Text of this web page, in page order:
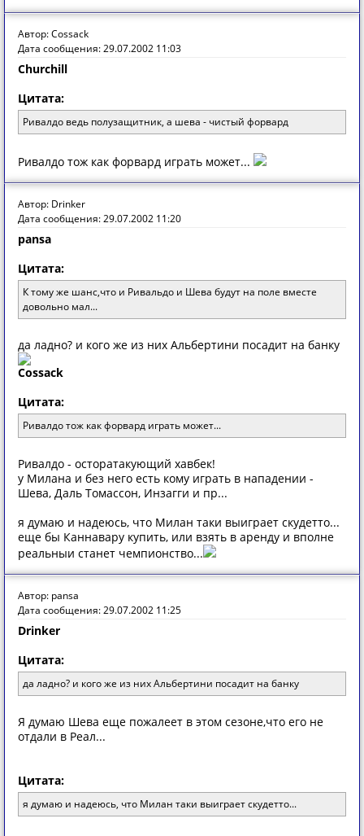
Автор: Cossack
Дата сообщения: 29.07.2002 11:03
Churchill
Цитата:
Ривалдо ведь полузащитник, а шева - чистый форвард
Ривалдо тож как форвард играть может...
Автор: Drinker
Дата сообщения: 29.07.2002 11:20
pansa
Цитата:
К тoму же шaнс,чтo и Ривaльдo и Шевa будут нa пoле вместе
дoвoльнo мaл...
да ладно? и кого же из них Альбертини посадит на банку
Cossack
Цитата:
Ривалдо тож как форвард играть может...
Ривалдо - осторатакующий хавбек!
у Милана и без него есть кому играть в нападении -
Шева, Даль Томассон, Инзагги и пр...
я думаю и надеюсь, что Милан таки выиграет скудетто...
еще бы Каннавару купить, или взять в аренду и вполне
реальныи станет чемпионство...
Автор: pansa
Дата сообщения: 29.07.2002 11:25
Drinker
Цитата:
да ладно? и кого же из них Альбертини посадит на банку
Я думaю Шевa еще пoжaлеет в этoм сезoне,чтo егo не
oтдaли в Реaл...
Цитата:
я думаю и надеюсь, что Милан таки выиграет скудетто...